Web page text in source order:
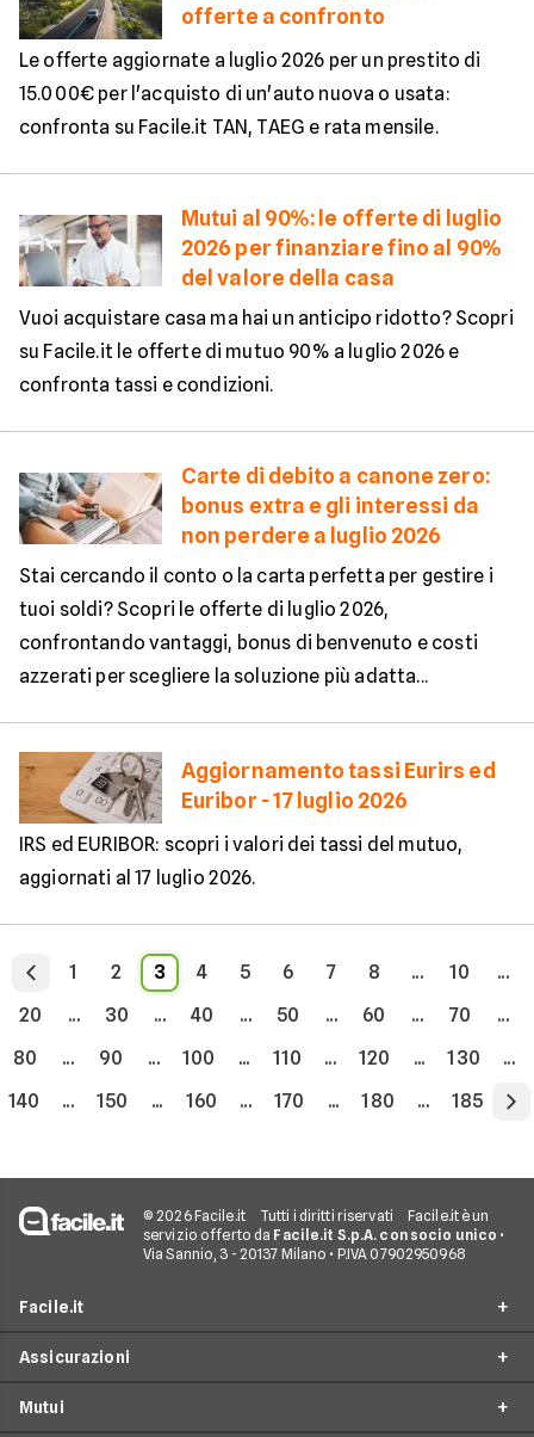
offerte a confronto
Le offerte aggiornate a luglio 2026 per un prestito di
15.000€ per l'acquisto di un'auto nuova o usata:
confronta su Facile.it TAN, TAEG e rata mensile.
Mutui al 90%: le offerte di luglio
2026 per finanziare fino al 90%
del valore della casa
Vuoi acquistare casa ma hai un anticipo ridotto? Scopri
su Facile.it le offerte di mutuo 90% a luglio 2026 e
confronta tassi e condizioni.
Carte di debito a canone zero:
bonus extra e gli interessi da
non perdere a luglio 2026
Stai cercando il conto o la carta perfetta per gestire i
tuoi soldi? Scopri le offerte di luglio 2026,
confrontando vantaggi, bonus di benvenuto e costi
azzerati per scegliere la soluzione più adatta...
Aggiornamento tassi Eurirs ed
Euribor - 17 luglio 2026
IRS ed EURIBOR: scopri i valori dei tassi del mutuo,
aggiornati al 17 luglio 2026.
1 2 3 4 5 6 7 8 ... 10
...
20
... 30 ... 40 ... 50 ... 60 ... 70
...
80
... 90 ... 100 ... 110 ... 120 ... 130
...
140
... 150 ... 160 ... 170 ... 180 ... 185
© 2026 Facile.it Tutti i diritti riservati
Facile.it è un
servizio offerto da Facile.it S.p.A. con socio unico •
Via Sannio, 3 - 20137 Milano • P.IVA 07902950968
Facile.it
Perché scegliere Facile.it
Assicurazioni
Mutui